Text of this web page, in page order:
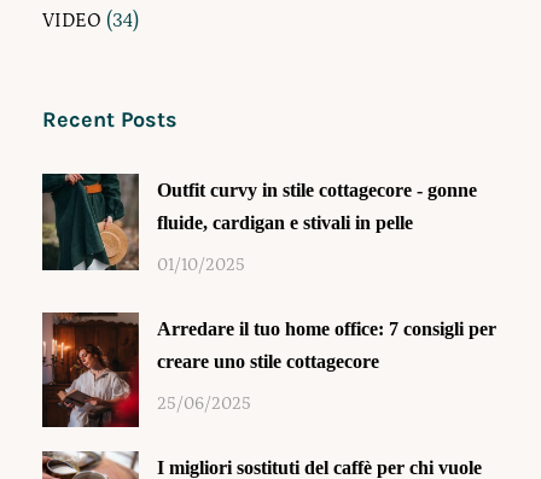
VIDEO (34)
Recent Posts
Outfit curvy in stile cottagecore - gonne
fluide, cardigan e stivali in pelle
01/10/2025
Arredare il tuo home office: 7 consigli per
creare uno stile cottagecore
25/06/2025
I migliori sostituti del caffè per chi vuole